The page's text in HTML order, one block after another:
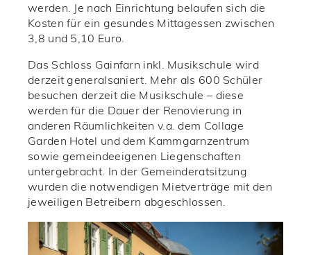
werden. Je nach Einrichtung belaufen sich die
Kosten für ein gesundes Mittagessen zwischen
3,8 und 5,10 Euro.
Das Schloss Gainfarn inkl. Musikschule wird
derzeit generalsaniert. Mehr als 600 Schüler
besuchen derzeit die Musikschule – diese
werden für die Dauer der Renovierung in
anderen Räumlichkeiten v.a. dem Collage
Garden Hotel und dem Kammgarnzentrum
sowie gemeindeeigenen Liegenschaften
untergebracht. In der Gemeinderatsitzung
wurden die notwendigen Mietverträge mit den
jeweiligen Betreibern abgeschlossen.